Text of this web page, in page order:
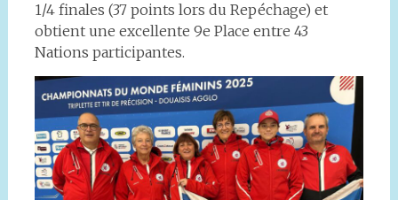
1/4 finales (37 points lors du Repéchage) et
obtient une excellente 9e Place entre 43
Nations participantes.